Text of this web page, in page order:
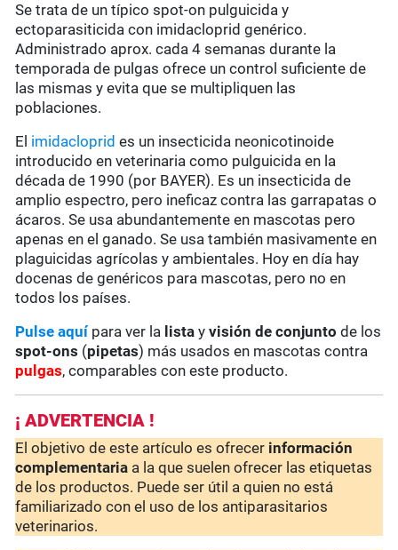
Se trata de un típico spot-on pulguicida y
ectoparasiticida con imidacloprid genérico.
Administrado aprox. cada 4 semanas durante la
temporada de pulgas ofrece un control suficiente de
las mismas y evita que se multipliquen las
poblaciones.
El imidacloprid es un insecticida neonicotinoide
introducido en veterinaria como pulguicida en la
década de 1990 (por BAYER). Es un insecticida de
amplio espectro, pero ineficaz contra las garrapatas o
ácaros. Se usa abundantemente en mascotas pero
apenas en el ganado. Se usa también masivamente en
plaguicidas agrícolas y ambientales. Hoy en día hay
docenas de genéricos para mascotas, pero no en
todos los países.
Pulse aquípara ver la lista yvisión de conjunto de los
spot-ons (pipetas) más usados en mascotas contra
pulgas, comparables con este producto.
¡ ADVERTENCIA !
El objetivo de este artículo es ofrecer información
complementaria a la que suelen ofrecer las etiquetas
de los productos. Puede ser útil a quien no está
familiarizado con el uso de los antiparasitarios
veterinarios.